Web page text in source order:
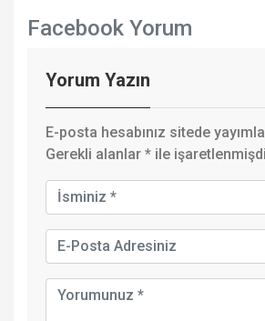
Facebook Yorum
Yorum Yazın
E-posta hesabınız sitede
Gerekli alanlar * ile